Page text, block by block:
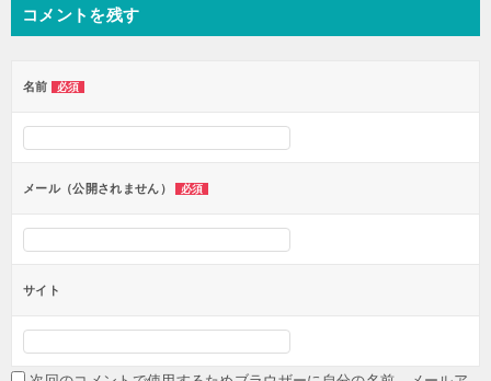
ビ
シ
ョ
ン
コメントを残す
名前 必須
メール（公開されません） 必須
サイト